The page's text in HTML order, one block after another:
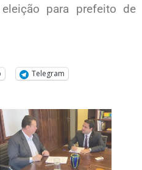
para prefeito de
Telegram